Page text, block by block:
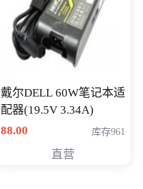
戴尔DELL 60W笔记本适
配器(19.5V 3.34A)
88.00
库存961
直营